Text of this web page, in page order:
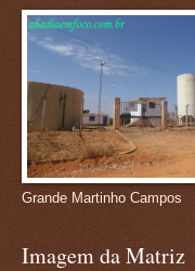
Grande Martinho Campos
Imagem da Matriz